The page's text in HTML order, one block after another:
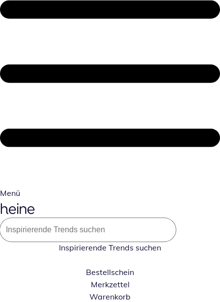
Menü
Inspirierende Trends suchen
Bestellschein
Merkzettel
Warenkorb